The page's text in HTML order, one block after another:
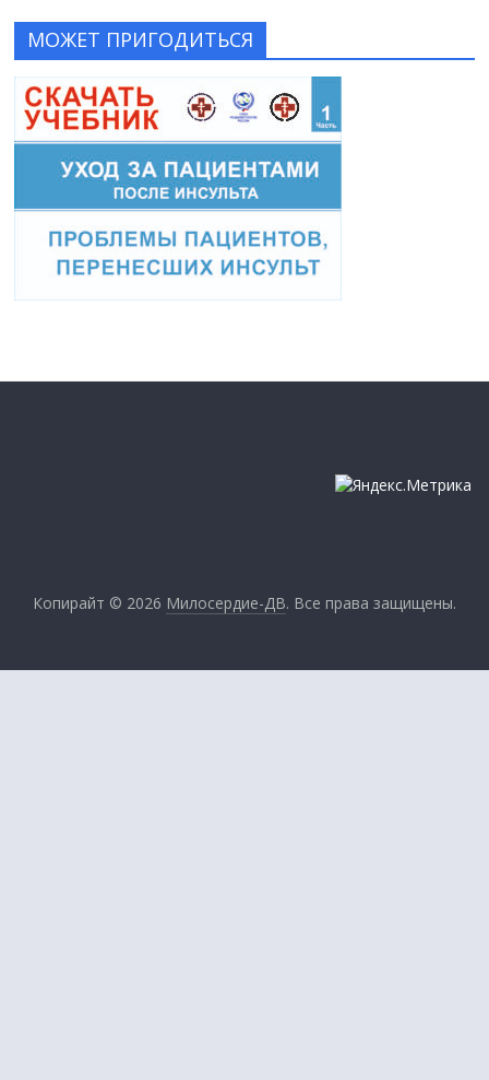
МОЖЕТ ПРИГОДИТЬСЯ
Копирайт © 2026 Милосердие-ДВ. Все права защищены.